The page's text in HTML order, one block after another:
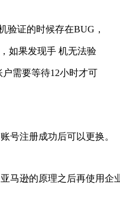
验证的时候存在BUG，
如果发现手 机无法验
需要等待12小时才可
号注册成功后可以更换。
马逊的原理之后再使用企